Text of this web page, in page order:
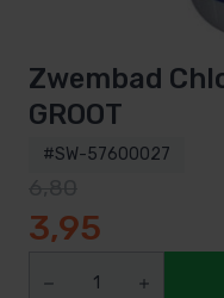
Zwembad
GROOT
#SW-57600027
3,95